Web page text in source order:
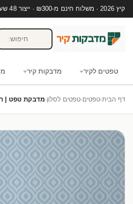
קיץ 2026 · משלוח חינם מ-₪300 · ייצור 48 שעות · 15,000+ לקוחות מרוצים
טפטים לקיר מדבקות קיר
דף הבית›טפטים›טפטים לסלון›מדבקת טפט |